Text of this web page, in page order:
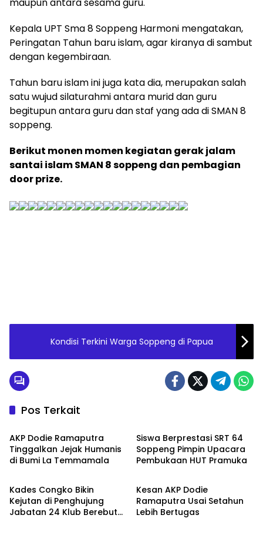
maupun antara sesama guru.
Kepala UPT Sma 8 Soppeng Harmoni mengatakan,
Peringatan Tahun baru islam, agar kiranya di sambut
dengan kegembiraan.
Tahun baru islam ini juga kata dia, merupakan salah
satu wujud silaturahmi antara murid dan guru
begitupun antara guru dan staf yang ada di SMAN 8
soppeng.
Berikut monen momen kegiatan gerak jalam
santai islam SMAN 8 soppeng dan pembagian
door prize.
Kondisi Terkini Warga Soppeng di Papua
Pos Terkait
Metro
AKP Dodie Ramaputra
Tinggalkan Jejak Humanis
di Bumi La Temmamala
Siswa Berprestasi SRT 64
Soppeng Pimpin Upacara
Pembukaan HUT Pramuka
Metro
Kades Congko Bikin
Kejutan di Penghujung
Jabatan 24 Klub Berebut
Metro
Kesan AKP Dodie
Ramaputra Usai Setahun
Lebih Bertugas
Metro Metro